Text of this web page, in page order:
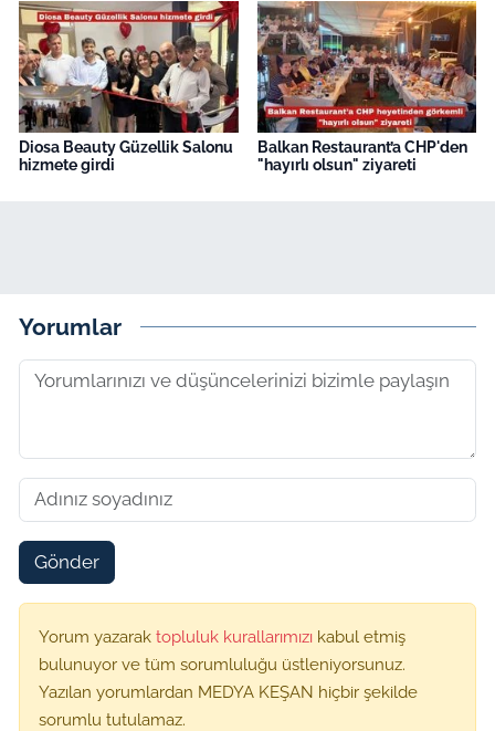
Diosa Beauty Güzellik Salonu
hizmete girdi
Balkan Restaurant’a CHP'den
"hayırlı olsun" ziyareti
Yorumlar
Gönder
Yorum yazarak topluluk kurallarımızı kabul etmiş
bulunuyor ve tüm sorumluluğu üstleniyorsunuz.
Yazılan yorumlardan MEDYA KEŞAN hiçbir şekilde
sorumlu tutulamaz.